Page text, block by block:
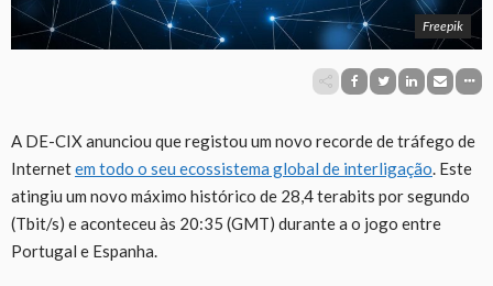
Freepik
A DE-CIX anunciou que registou um novo recorde de tráfego de
Internetem todo o seu ecossistema global de interligação. Este
atingiu um novo máximo histórico de 28,4 terabits por segundo
(Tbit/s) e aconteceu às 20:35 (GMT) durante a o jogo entre
Portugal e Espanha.